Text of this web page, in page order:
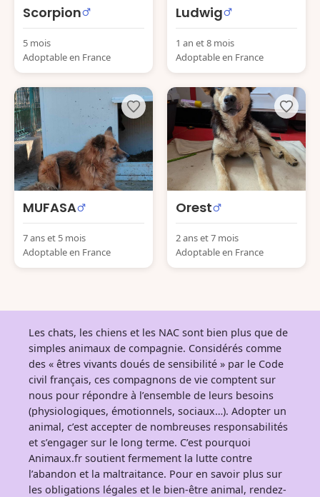
Scorpion
5 mois
Adoptable en France
Ludwig
1 an et 8 mois
Adoptable en France
MUFASA
7 ans et 5 mois
Adoptable en France
Orest
2 ans et 7 mois
Adoptable en France
Les chats, les chiens et les NAC sont bien plus que de
simples animaux de compagnie. Considérés comme
des « êtres vivants doués de sensibilité » par le Code
civil français, ces compagnons de vie comptent sur
nous pour répondre à l’ensemble de leurs besoins
(physiologiques, émotionnels, sociaux…). Adopter un
animal, c’est accepter de nombreuses responsabilités
et s’engager sur le long terme. C’est pourquoi
Animaux.fr soutient fermement la lutte contre
l’abandon et la maltraitance. Pour en savoir plus sur
les obligations légales et le bien-être animal, rendez-